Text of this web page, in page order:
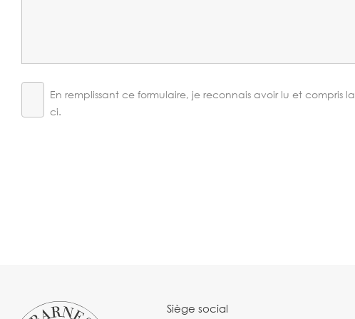
En remplissant ce formulaire, je reconnais avoir lu et compris la
ci.
Siège social